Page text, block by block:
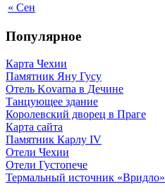
« Сен
Популярное
Карта Чехии
Памятник Яну Гусу
Отель Kovarna в Дечине
Танцующее здание
Королевский дворец в Праге
Карта сайта
Памятник Карлу IV
Отели Чехии
Отели Густопече
Термальный источник «Вридло»